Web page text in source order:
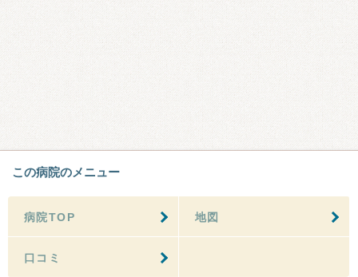
この病院のメニュー
病院TOP 地図
口コミ